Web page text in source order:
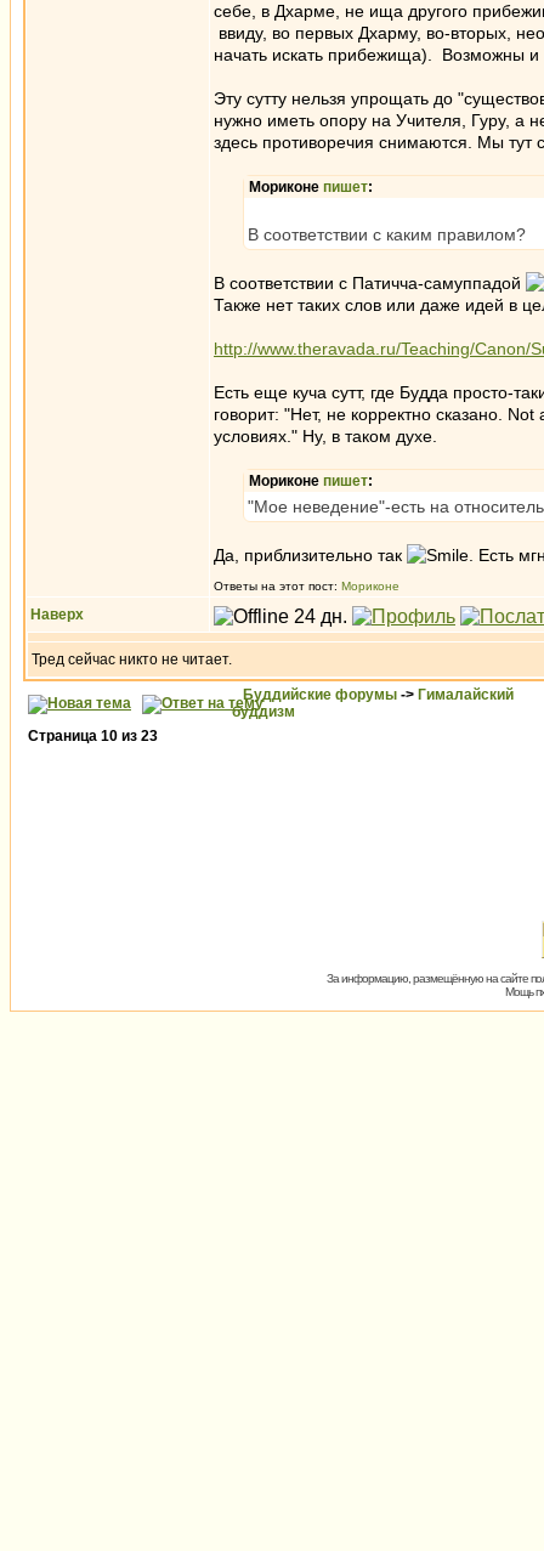
себе, в Дхарме, не ища другого
ввиду, во первых Дхарму, во-вторых,
начать искать прибежища). Возможны и
Эту сутту нельзя упрощать до
нужно иметь опору на Учителя, Гуру, а
здесь противоречия снимаются. Мы тут
Мориконе пишет:
В соответствии с каким правилом?
В соответствии с Патичча-самуппадой
Также нет таких слов или даже идей в
http://www.theravada.ru/Teaching/Canon/
Есть еще куча сутт, где Будда просто-
говорит: "Нет, не корректно сказано.
условиях." Ну, в таком духе.
Мориконе пишет:
"Мое неведение"-есть на
Да, приблизительно так . Есть
Ответы на этот пост: Мориконе
Наверх
Тред сейчас никто не читает.
Буддийские форумы -> Гималайский
буддизм
Страница 10 из 23
За информацию, размещённую на сайте
Мощь